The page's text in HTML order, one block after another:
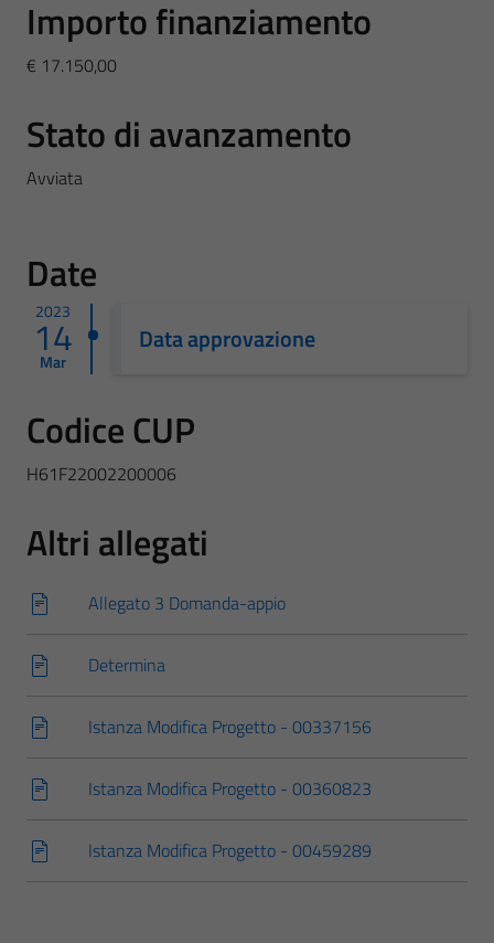
Importo finanziamento
€ 17.150,00
Stato di avanzamento
Avviata
Date
2023
14
Mar
Data approvazione
Codice CUP
H61F22002200006
Altri allegati
Allegato 3 Domanda-appio
Determina
Istanza Modifica Progetto - 00337156
Istanza Modifica Progetto - 00360823
Istanza Modifica Progetto - 00459289